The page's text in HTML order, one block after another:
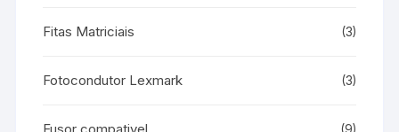
Fitas Matriciais (3)
Fotocondutor Lexmark (3)